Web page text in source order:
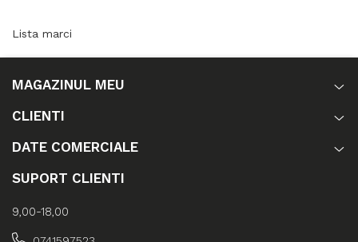
Lista marci
MAGAZINUL MEU
CLIENTI
DATE COMERCIALE
SUPORT CLIENTI
9,00-18,00